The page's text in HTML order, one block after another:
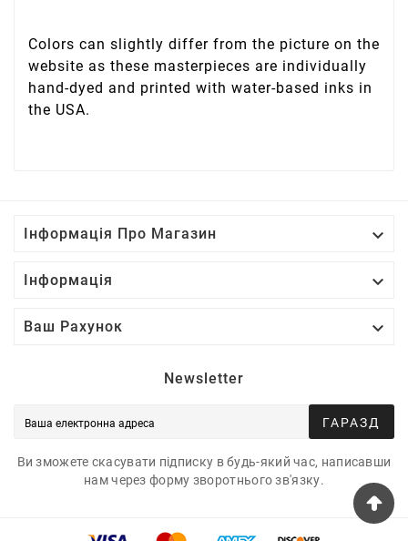
Colors can slightly differ from the picture on the
website as these masterpieces are individually
hand-dyed and printed with water-based inks in
the USA.
Інформація Про Магазин 
Інформація 
Ваш Рахунок 
Newsletter
ГАРАЗД
Ви зможете скасувати підписку в будь-який час, написавши
нам через форму зворотнього зв'язку.